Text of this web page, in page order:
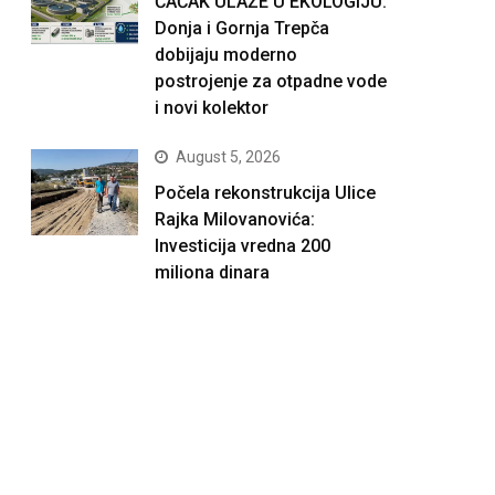
Donja i Gornja Trepča
dobijaju moderno
postrojenje za otpadne vode
i novi kolektor
August 5, 2026
Počela rekonstrukcija Ulice
Rajka Milovanovića:
Investicija vredna 200
miliona dinara